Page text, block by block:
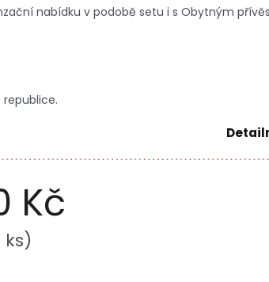
Kč
ks)
nabídku v podobě setu i s Obytným
republice.